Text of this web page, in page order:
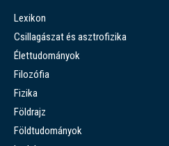
Lexikon
Csillagászat és asztrofizika
Élettudományok
Filozófia
Fizika
Földrajz
Földtudományok